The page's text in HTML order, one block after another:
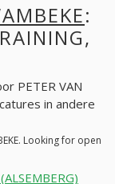
:
PETER VAN
in andere
Looking for open